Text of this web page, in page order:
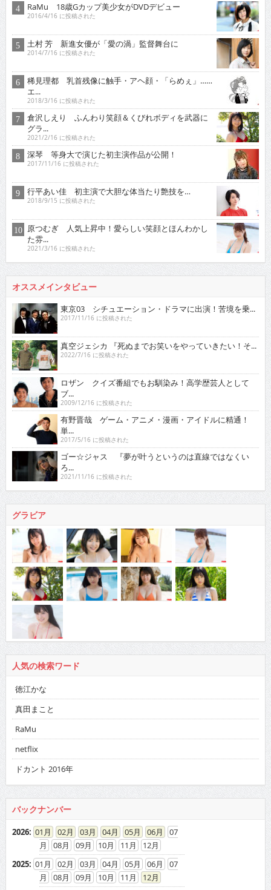
RaMu 18歳Gカップ美少女がDVDデビュー
2016/4/16 に投稿された
土村 芳 新進女優が「愛の渦」監督舞台に
2014/7/16 に投稿された
稀見理都 乳首残像に触手・アヘ顔・「らめぇ」……
エ...
2018/3/16 に投稿された
倉沢しえり ふんわり笑顔＆くびれボディを武器に
グラ...
2021/2/16 に投稿された
深琴 等身大で演じた初主演作品が公開！
2017/11/16 に投稿された
行平あい佳 初主演で大胆な体当たり艶技を…
2018/9/15 に投稿された
原つむぎ 人気上昇中！愛らしい笑顔とほんわかし
た雰...
2021/3/16 に投稿された
オススメインタビュー
東京03 シチュエーション・ドラマに出演！苦境を乗...
2017/11/16 に投稿された
真空ジェシカ 『死ぬまでお笑いをやっていきたい！そ...
2022/7/16 に投稿された
ロザン クイズ番組でもお馴染み！高学歴芸人として
ブ...
2009/12/16 に投稿された
有野晋哉 ゲーム・アニメ・漫画・アイドルに精通！
単...
2017/5/16 に投稿された
ゴー☆ジャス 『夢が叶うというのは直線ではなくい
ろ...
2021/11/16 に投稿された
グラビア
人気の検索ワード
徳江かな
真田まこと
RaMu
netflix
ドカント 2016年
バックナンバー
2026: 01 02 03 04 05 06
07
08
09 10 11
12
2025: 01 02 03 04 05 06
07
08
09 10 11 12